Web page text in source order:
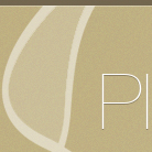
Dr. Bajusz Huba -
Mellplasztika
Orrplasztika
Kozmetikus Szeged